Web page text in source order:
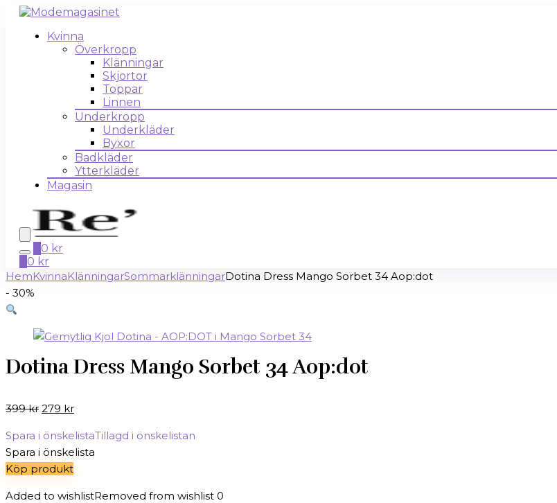
Kvinna
Överkropp
Klänningar
Skjortor
Toppar
Linnen
Underkropp
Underkläder
Byxor
Badkläder
Ytterkläder
Magasin
0 kr
0 kr
HemKvinnaKlänningarSommarklänningarDotina Dress Mango Sorbet 34 Aop:dot
- 30%
Dotina Dress Mango Sorbet 34 Aop:dot
399kr Det
priset
var:
399 kr.
279 krDet
priset
är:
Spara i önskelistaTillagd i önskelistan
Spara i önskelista
Köp produkt
Added to wishlistRemoved from wishlist 0